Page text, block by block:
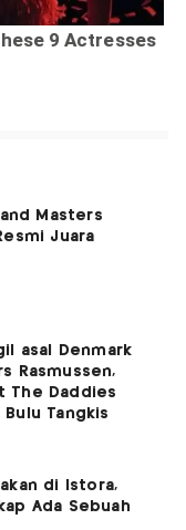
Masters
Juara
asal Denmark
Rasmussen,
The Daddies
Tangkis
di Istora,
Ada Sebuah